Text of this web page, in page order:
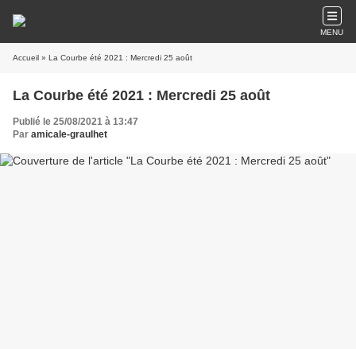
MENU
Accueil » La Courbe été 2021 : Mercredi 25 août
La Courbe été 2021 : Mercredi 25 août
Publié le 25/08/2021 à 13:47
Par amicale-graulhet